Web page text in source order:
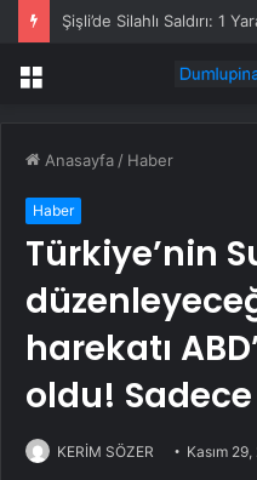
Şişli’de Silahlı Saldırı: 1
Menü
Anasayfa / Haber
Haber
Türkiye’nin
harekatı
oldu!
KERİM SÖZER Kasım